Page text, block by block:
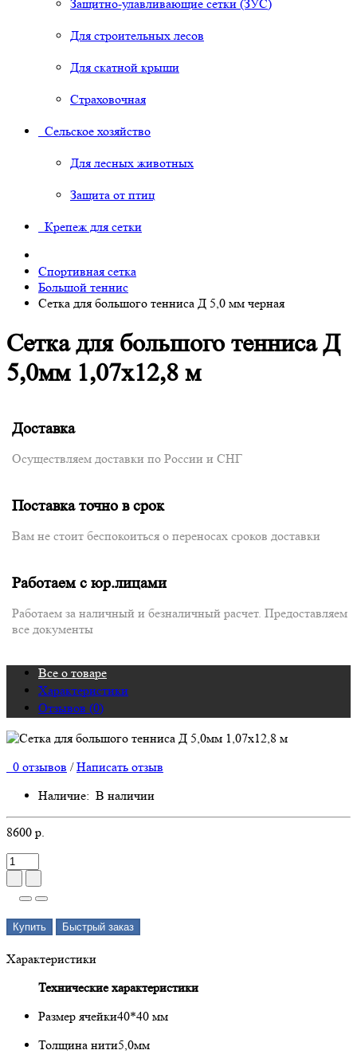
Защитно-улавливающие сетки (ЗУС)
Для строительных лесов
Для скатной крыши
Страховочная
Сельское хозяйство
Для лесных животных
Защита от птиц
Крепеж для сетки
Спортивная сетка
Большой теннис
Сетка для большого тенниса Д 5,0 мм черная
Сетка для большого тенниса Д
5,0мм 1,07х12,8 м
Доставка
Осуществляем доставки по России и СНГ
Поставка точно в срок
Вам не стоит беспокоиться о переносах сроков доставки
Работаем с юр.лицами
Работаем за наличный и безналичный расчет. Предоставляем
все документы
Все о товаре
Характеристики
Отзывов (0)
0 отзывов / Написать отзыв
Наличие: В наличии
8600 р.
Купить Быстрый заказ
Характеристики
Технические характеристики
Размер ячейки40*40 мм
Толщина нити5,0мм